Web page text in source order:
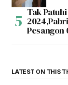
Tak
Pesangon
LATEST ON THIS